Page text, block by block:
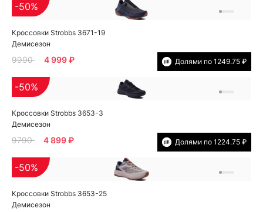
Кроссовки Strobbs 3671-19
Демисезон
-50%
9990 4 999 ₽ Долями по 1249.75 ₽
Кроссовки Strobbs 3653-3
Демисезон
-50%
9790 4 899 ₽ Долями по 1224.75 ₽
Кроссовки Strobbs 3653-25
Демисезон
-50%